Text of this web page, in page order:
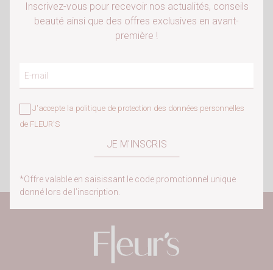
Vous devez être connecté pour ajouter des
produits à votre liste d'envies.
Inscrivez-vous pour recevoir nos actualités, conseils
beauté ainsi que des offres exclusives en avant-
première !
J'accepte la politique de protection des données personnelles
de FLEUR'S
*Offre valable en saisissant le code promotionnel unique
donné lors de l’inscription.
CLICK & COLLECT
À domicile
ÉCHANTILLONS OFFERTS